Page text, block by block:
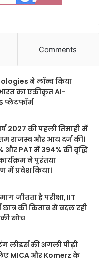
Comments
ने लॉन्च किया
का एकीकृत AI-
प्लेटफॉर्म
2027 की पहली तिमाही में
राजस्व और आय दर्ज की।
और PAT में 394% की वृद्धि
ने पुरंतया
में प्रवेश किया।
जीतता है परीक्षा, IIT
की किताब से बदल रही
की सोच
लीडर्स की अगली पीढ़ी
MICA और Komerz के